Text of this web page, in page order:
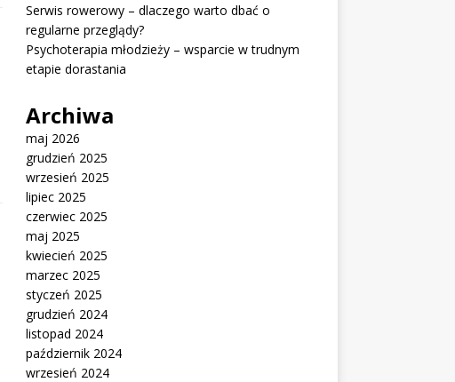
Serwis rowerowy – dlaczego warto dbać o
regularne przeglądy?
Psychoterapia młodzieży – wsparcie w trudnym
etapie dorastania
Archiwa
maj 2026
grudzień 2025
wrzesień 2025
lipiec 2025
czerwiec 2025
maj 2025
kwiecień 2025
marzec 2025
styczeń 2025
grudzień 2024
listopad 2024
październik 2024
wrzesień 2024